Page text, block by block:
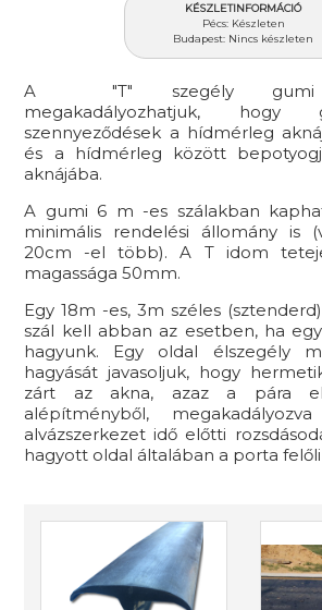
KÉSZLETINFORMÁCIÓ
Pécs: Készleten
Budapest: Nincs készleten
A "T" szegély gumi
megakadályozhatjuk, hogy
szennyeződések a hídmérleg
és a hídmérleg között
aknájába.
A gumi 6 m -es szálakban
minimális rendelési állomány is
20cm -el több). A T idom
magassága 50mm.
Egy 18m -es, 3m széles
szál kell abban az esetben, ha
hagyunk. Egy oldal élszegély
hagyását javasoljuk, hogy
zárt az akna, azaz a pára
alépítményből,
alvázszerkezet idő előtti
hagyott oldal általában a porta felőli